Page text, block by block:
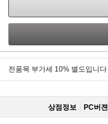
전품목 부가세 10% 별도입니다
상점정보 PC버젼